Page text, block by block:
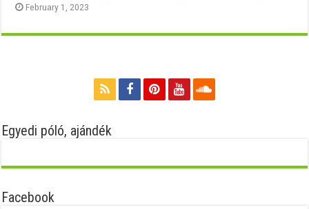
February 1, 2023
Egyedi póló, ajándék
Facebook